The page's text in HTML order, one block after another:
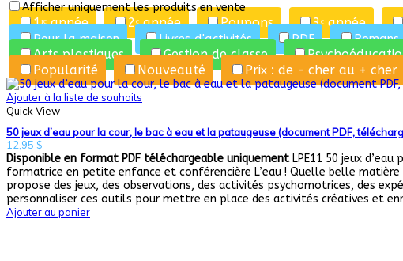
Afficher uniquement les produits en vente
1ʳᵉ année 2ᵉ année Poupons 3ᵉ année
Pour la maison Livres d'activités PDF
Arts plastiques Gestion de classe
Popularité
Nouveauté Prix : de - cher au + cher
Ajouter à la liste de souhaits
Quick View
50 jeux d’eau pour la cour, le bac à eau et la pataugeuse (document PDF,
12,95 $
Disponible en format PDF téléchargeable uniquementLPE11 50 jeux
formatrice en petite enfance et conférencière L’eau ! Quelle belle
propose des jeux, des observations, des activités psychomotrices, des
personnaliser ces outils pour mettre en place des activités créatives et
Ajouter au panier